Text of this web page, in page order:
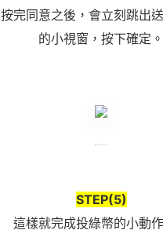
按完同意之後，會立刻跳出
的小視窗，按下確定。
STEP(5)
這樣就完成投綠幣的小動作